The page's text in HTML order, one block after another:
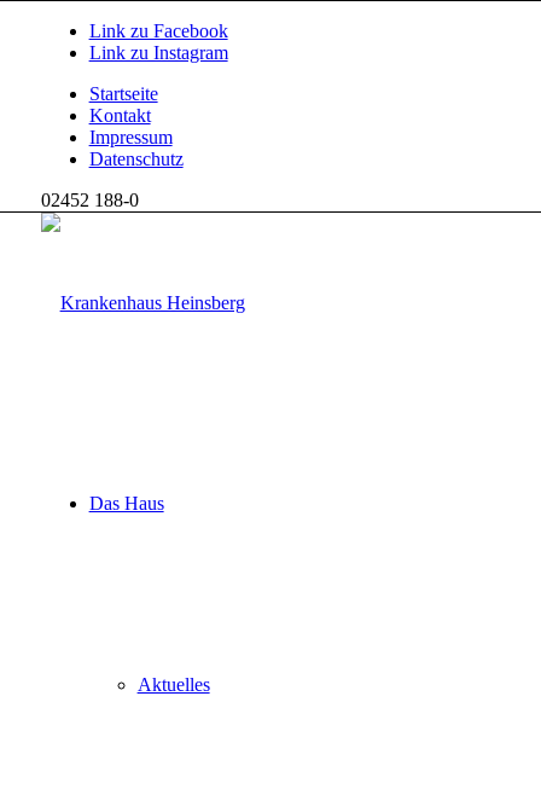
Link zu Facebook
Link zu Instagram
Startseite
Kontakt
Impressum
Datenschutz
02452 188-0
Das Haus
Aktuelles